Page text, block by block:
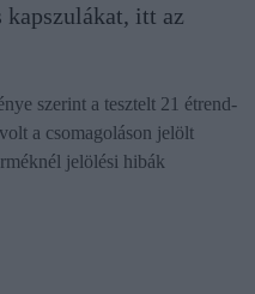
kapszulákat, itt az
szerint a tesztelt 21 étrend-
a csomagoláson jelölt
jelölési hibák